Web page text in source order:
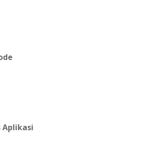
Aplikasi